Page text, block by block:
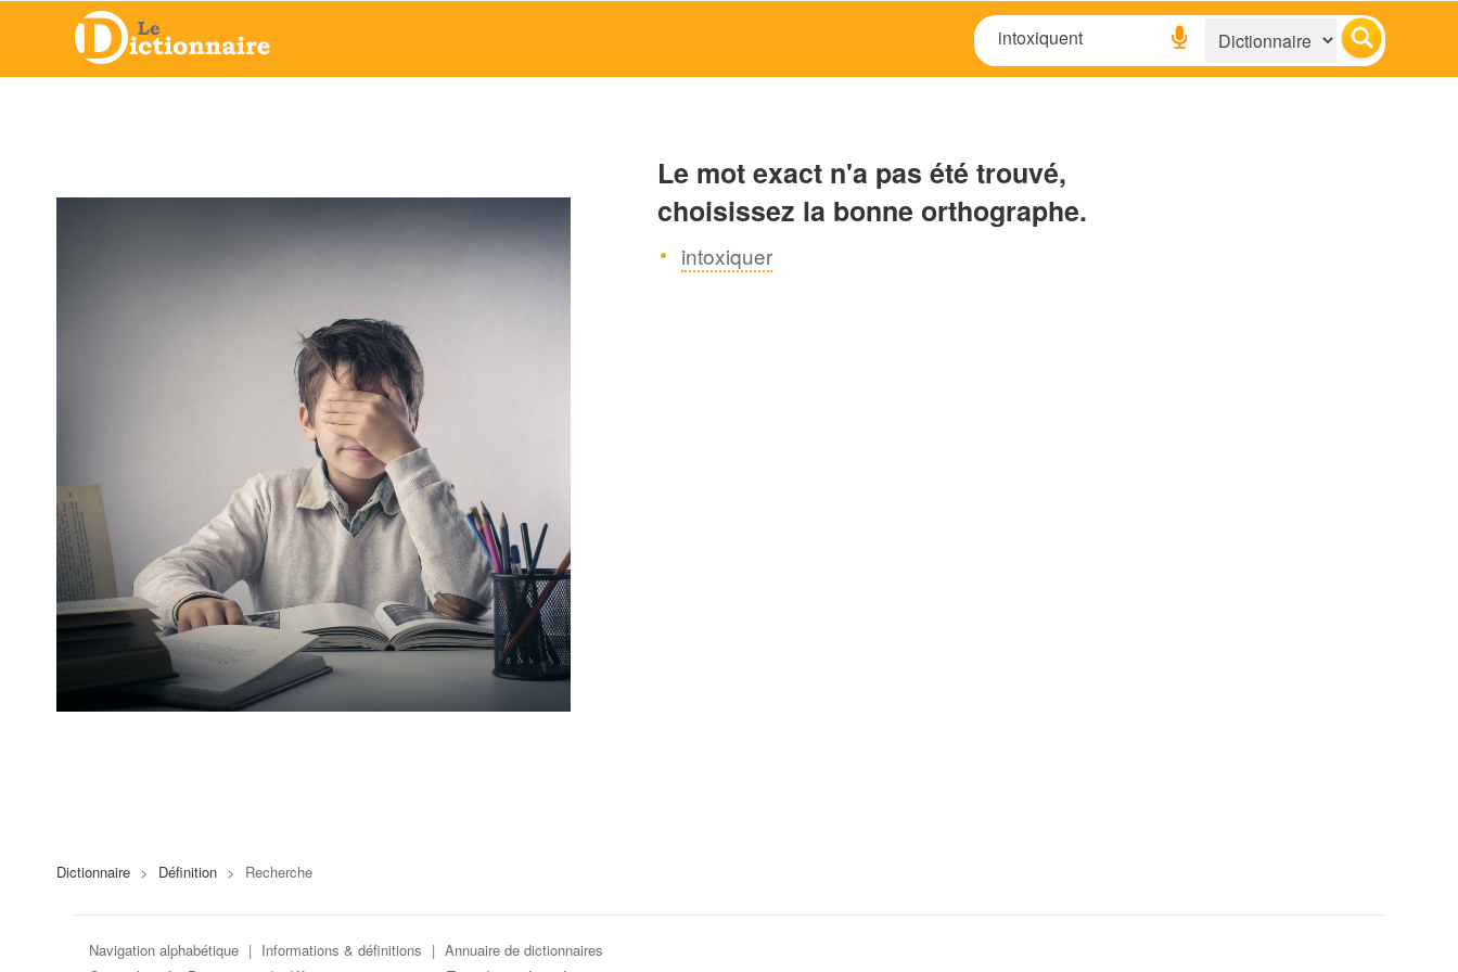
Le mot exact n'a pas été trouvé,
choisissez la bonne orthographe.
intoxiquer
Dictionnaire > Définition > Recherche
Navigation alphabétique | Informations & définitions | Annuaire de dictionnaires